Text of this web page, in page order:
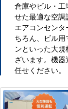
倉庫やビル・
せた最適な空調
エアコンセン
ちろん、ビル
ンといった大
ざいます。機
任せください。